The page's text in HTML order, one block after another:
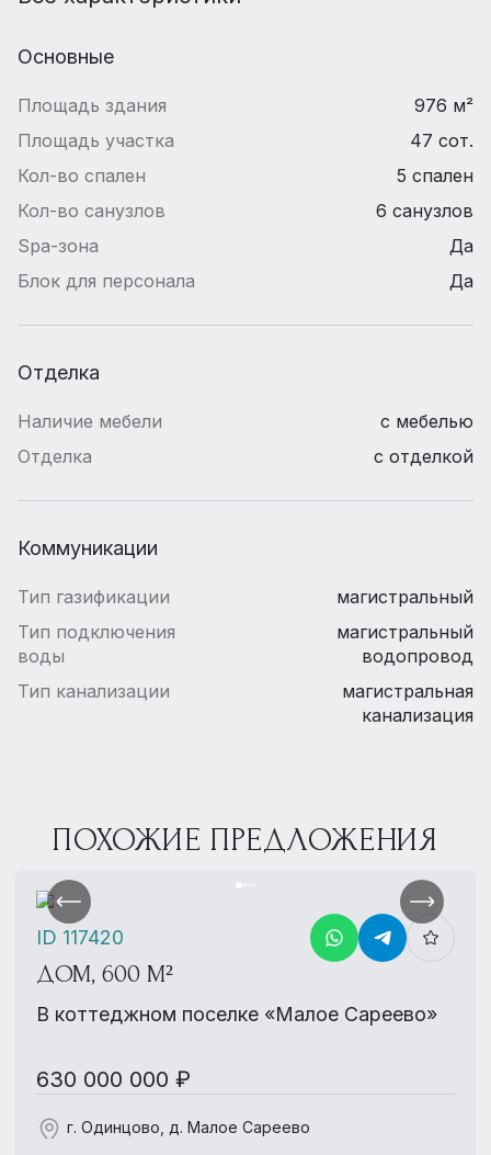
Основные
Площадь здания
976 м²
Площадь участка
47 сот.
Кол-во спален
5 спален
Кол-во санузлов
6 санузлов
Spa-зона
Да
Блок для персонала
Да
Отделка
Наличие мебели
с мебелью
Отделка
с отделкой
Коммуникации
Тип газификации
магистральный
Тип подключения
воды
магистральный
водопровод
Тип канализации
магистральная
канализация
ПОХОЖИЕ ПРЕДЛОЖЕНИЯ
ДОМ, 600 М²
В коттеджном поселке «Малое Сареево»
630 000 000 ₽
г. Одинцово, д. Малое Сареево
ID 117420